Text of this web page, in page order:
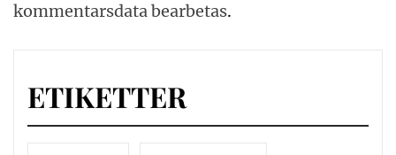
kommentarsdata bearbetas.
ETIKETTER